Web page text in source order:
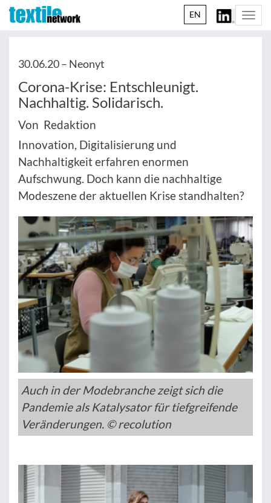
EN
30.06.20 – Neonyt
Corona-Krise: Entschleunigt.
Nachhaltig. Solidarisch.
Von Redaktion
Innovation, Digitalisierung und
Nachhaltigkeit erfahren enormen
Aufschwung. Doch kann die nachhaltige
Modeszene der aktuellen Krise standhalten?
Auch in der Modebranche zeigt sich die
Pandemie als Katalysator für tiefgreifende
Veränderungen. © recolution